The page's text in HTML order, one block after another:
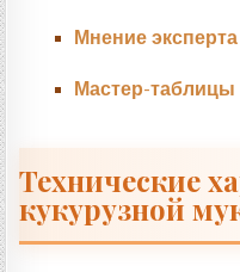
Мнение эксперта
Мастер-
Технические
кукурузной